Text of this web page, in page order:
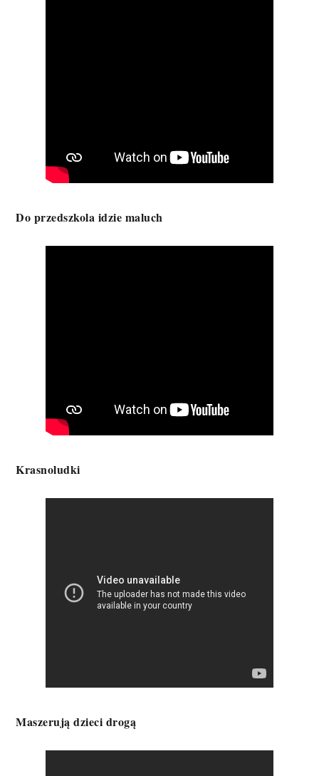
Do przedszkola idzie maluch
Krasnoludki
Maszerują dzieci drogą